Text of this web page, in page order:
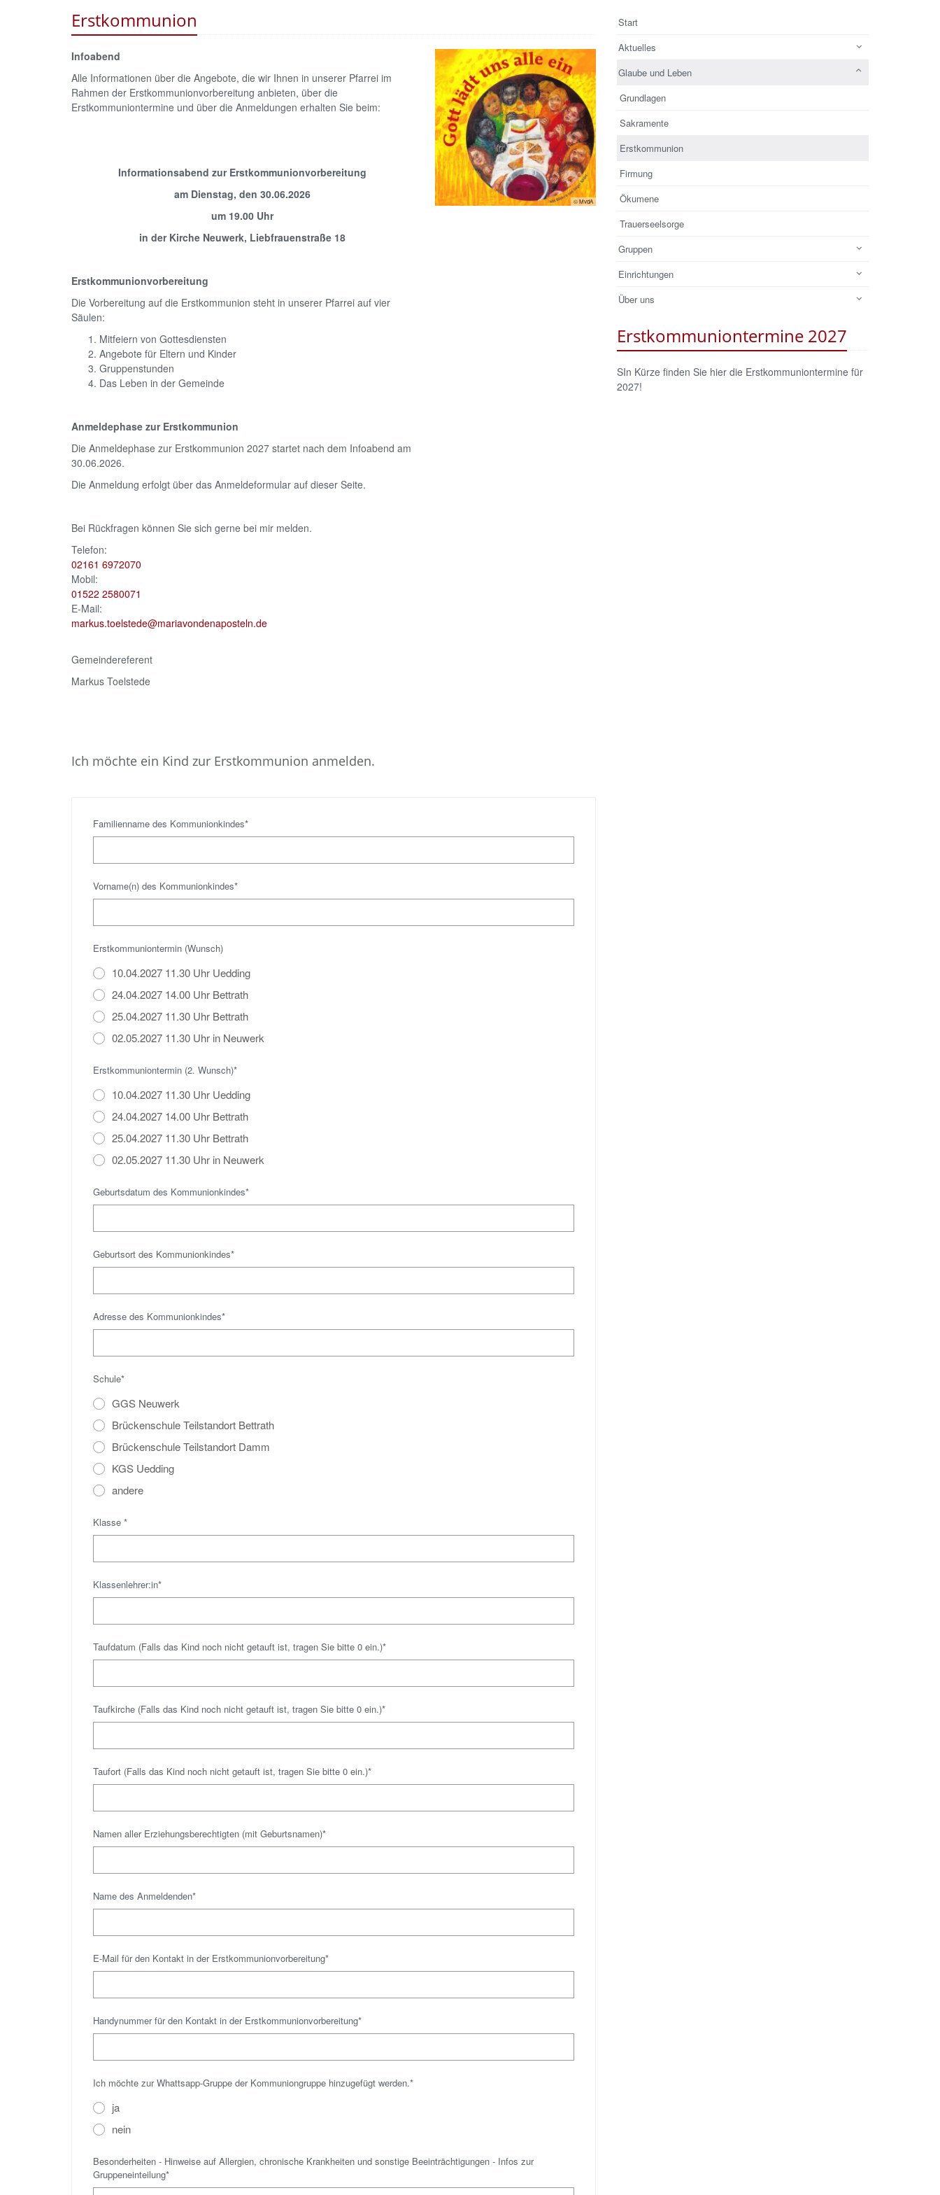
Erstkommunion
© MvdA
Infoabend
Alle Informationen über die Angebote, die wir Ihnen in unserer Pfarrei im
Rahmen der Erstkommunionvorbereitung anbieten, über die
Erstkommuniontermine und über die Anmeldungen erhalten Sie beim:
Informationsabend zur Erstkommunionvorbereitung
am Dienstag, den 30.06.2026
um 19.00 Uhr
in der Kirche Neuwerk, Liebfrauenstraße 18
Erstkommunionvorbereitung
Die Vorbereitung auf die Erstkommunion steht in unserer Pfarrei auf vier
Säulen:
Mitfeiern von Gottesdiensten
Angebote für Eltern und Kinder
Gruppenstunden
Das Leben in der Gemeinde
Anmeldephase zur Erstkommunion
Die Anmeldephase zur Erstkommunion 2027 startet nach dem Infoabend am
30.06.2026.
Die Anmeldung erfolgt über das Anmeldeformular auf dieser Seite.
Bei Rückfragen können Sie sich gerne bei mir melden.
Telefon:
02161 6972070
Mobil:
01522 2580071
E-Mail:
markus.toelstede@mariavondenaposteln.de
Gemeindereferent
Markus Toelstede
Ich möchte ein Kind zur Erstkommunion anmelden.
Familienname des Kommunionkindes*
Vorname(n) des Kommunionkindes*
Erstkommuniontermin (Wunsch)
10.04.2027 11.30 Uhr Uedding
24.04.2027 14.00 Uhr Bettrath
25.04.2027 11.30 Uhr Bettrath
02.05.2027 11.30 Uhr in Neuwerk
Erstkommuniontermin (2. Wunsch)*
10.04.2027 11.30 Uhr Uedding
24.04.2027 14.00 Uhr Bettrath
25.04.2027 11.30 Uhr Bettrath
02.05.2027 11.30 Uhr in Neuwerk
Geburtsdatum des Kommunionkindes*
Geburtsort des Kommunionkindes*
Adresse des Kommunionkindes*
Schule*
GGS Neuwerk
Brückenschule Teilstandort Bettrath
Brückenschule Teilstandort Damm
KGS Uedding
andere
Klasse *
Klassenlehrer:in*
Taufdatum (Falls das Kind noch nicht getauft ist, tragen Sie bitte 0 ein.)*
Taufkirche (Falls das Kind noch nicht getauft ist, tragen Sie bitte 0 ein.)*
Taufort (Falls das Kind noch nicht getauft ist, tragen Sie bitte 0 ein.)*
Namen aller Erziehungsberechtigten (mit Geburtsnamen)*
Name des Anmeldenden*
E-Mail für den Kontakt in der Erstkommunionvorbereitung*
Handynummer für den Kontakt in der Erstkommunionvorbereitung*
Ich möchte zur Whattsapp-Gruppe der Kommuniongruppe hinzugefügt werden.*
ja
nein
Besonderheiten - Hinweise auf Allergien, chronische Krankheiten und sonstige Beeinträchtigungen - Infos zur
Gruppeneinteilung*
Start
Aktuelles
Glaube und Leben
Grundlagen
Sakramente
Erstkommunion
Firmung
Ökumene
Trauerseelsorge
Gruppen
Einrichtungen
Über uns
Erstkommuniontermine 2027
SIn Kürze finden Sie hier die Erstkommuniontermine für
2027!